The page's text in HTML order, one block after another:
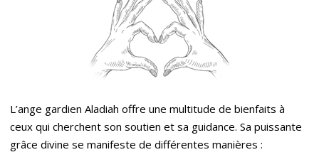
L’ange gardien Aladiah offre une multitude de bienfaits à
ceux qui cherchent son soutien et sa guidance. Sa puissante
grâce divine se manifeste de différentes manières :